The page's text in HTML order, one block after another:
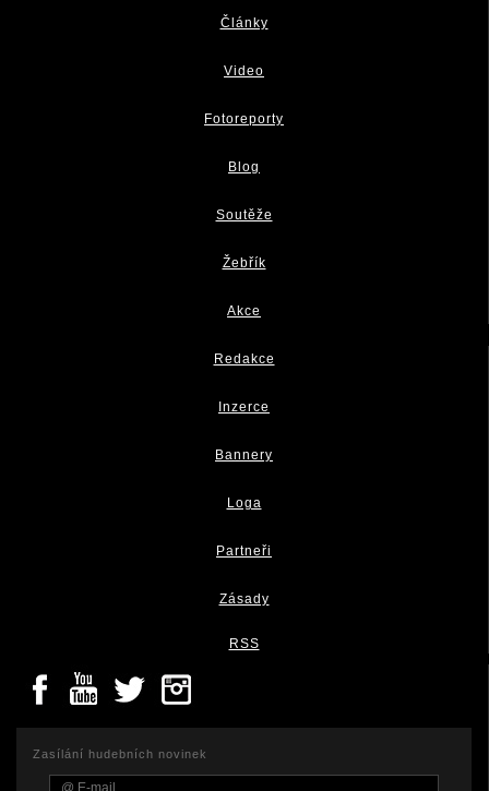
Články
Video
Fotoreporty
Blog
Soutěže
Žebřík
Akce
Redakce
Inzerce
Bannery
Loga
Partneři
Zásady
RSS
Zasílání hudebních novinek